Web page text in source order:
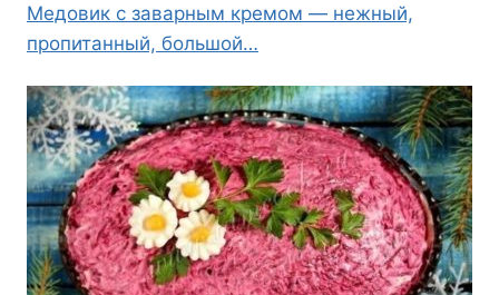
Медовик с заварным кремом — нежный,
пропитанный, большой…